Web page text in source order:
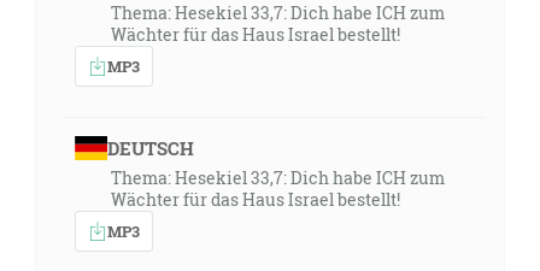
Thema: Hesekiel 33,7: Dich habe ICH zum
Wächter für das Haus Israel bestellt!
MP3
DEUTSCH
Thema: Hesekiel 33,7: Dich habe ICH zum
Wächter für das Haus Israel bestellt!
MP3